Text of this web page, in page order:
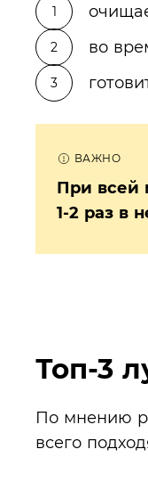
во
При всей
1-2 раз в
Топ-3
По мнению
всего